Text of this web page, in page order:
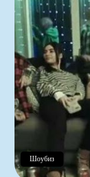
Шоубиз